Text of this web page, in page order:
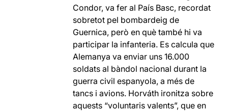
Condor, va fer al País Basc, recordat
sobretot pel bombardeig de
Guernica, però en què també hi va
participar la infanteria. Es calcula que
Alemanya va enviar uns 16.000
soldats al bàndol nacional durant la
guerra civil espanyola, a més de
tancs i avions. Horváth ironitza sobre
aquests “voluntaris valents”, que en